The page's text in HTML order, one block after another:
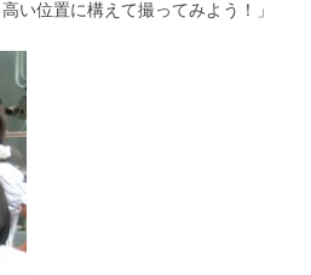
い位置に構えて撮ってみよう！」